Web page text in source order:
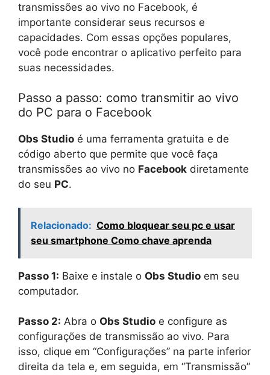
transmissões ao vivo no Facebook, é
importante considerar seus recursos e
capacidades. Com essas opções populares,
você pode encontrar o aplicativo perfeito para
suas necessidades.
Passo a passo: como transmitir ao vivo
do PC para o Facebook
Obs Studio é uma ferramenta gratuita e de
código aberto que permite que você faça
transmissões ao vivo no Facebook diretamente
do seu PC.
Relacionado: Como bloquear seu pc e usar
seu smartphone Como chave aprenda
Passo 1: Baixe e instale o Obs Studio em seu
computador.
Passo 2: Abra o Obs Studio e configure as
configurações de transmissão ao vivo. Para
isso, clique em “Configurações” na parte inferior
direita da tela e, em seguida, em “Transmissão”